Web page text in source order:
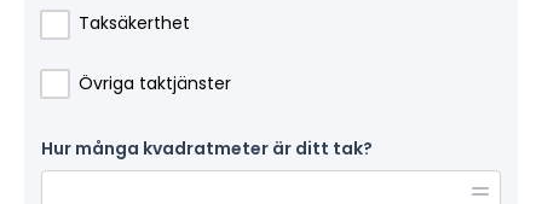
Taksäkerthet
Övriga taktjänster
Hur många kvadratmeter är ditt tak?